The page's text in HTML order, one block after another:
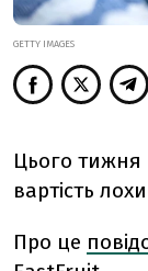
GETTY IMAGES
Цього тижня
вартість
Про це